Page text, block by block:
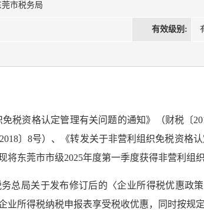
市税务局
有效级别:
税资格认定管理有关问题的通知》（财税〔
〕8号）、《转发关于非营利组织免税资格
东莞市市级2025年度第一季度获得非营利组
总局关于发布修订后的〈企业所得税优惠政
所得税纳税申报表享受税收优惠，同时按规